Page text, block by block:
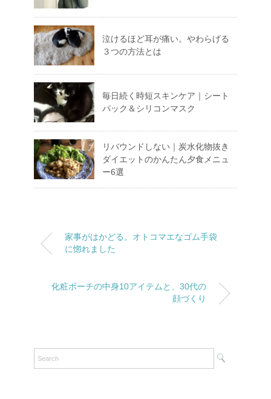
泣けるほど耳が痛い。やわらげる
３つの方法とは
毎日続く時短スキンケア｜シート
パック＆シリコンマスク
リバウンドしない｜炭水化物抜き
ダイエットのかんたん夕食メニュ
ー6選
家事がはかどる。オトコマエなゴム手袋
に惚れました
化粧ポーチの中身10アイテムと、30代の
顔づくり